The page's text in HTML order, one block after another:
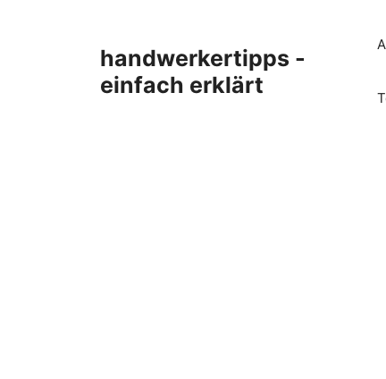
handwerkertipps -
einfach erklärt